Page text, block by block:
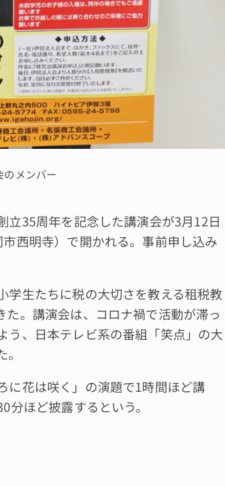
のメンバー
35周年を記念した講演会が3月12日
西明寺）で開かれる。事前申し込み
生たちに税の大切さを教える租税教
。講演会は、コロナ禍で活動が滞っ
う、日本テレビ系の番組「笑点」の大
花は咲く」の演題で1時間ほど講
ほど披露するという。